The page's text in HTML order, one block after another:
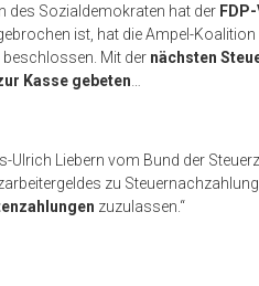
des Sozialdemokraten hat der
ist, hat die Ampel-Koalition
Mit der nächsten
Kasse gebeten
Liebern vom Bund der
zu
zuzulassen.“